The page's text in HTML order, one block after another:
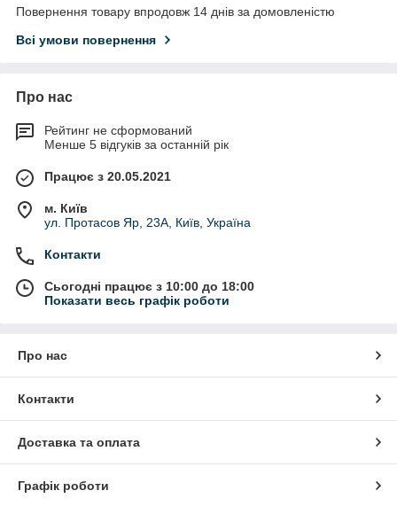
Повернення товару впродовж 14 днів за домовленістю
Всі умови повернення
Про нас
Рейтинг не сформований
Менше 5 відгуків за останній рік
Працює з 20.05.2021
м. Київ
ул. Протасов Яр, 23А, Київ, Україна
Контакти
Сьогодні працює з 10:00 до 18:00
Показати весь графік роботи
Про нас
Контакти
Доставка та оплата
Графік роботи